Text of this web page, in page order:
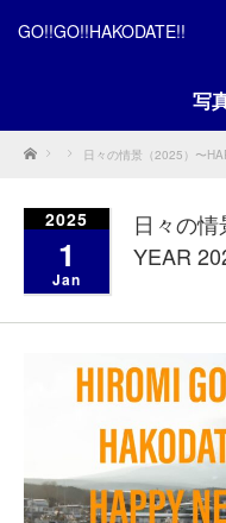
GO!!GO!!HAKODATE!!
写
Home 日々の情景（2025）〜
2025
1
Jan
日々の
YEAR